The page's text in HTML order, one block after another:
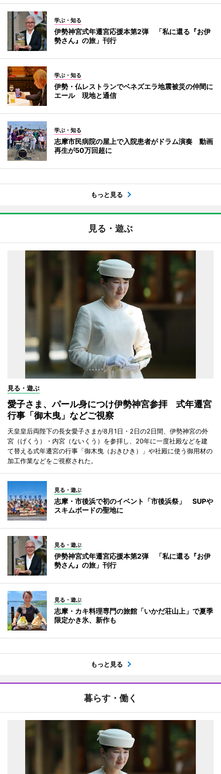
学ぶ・知る
伊勢神宮式年遷宮応援本第2弾 「私に還る『お伊
勢さん』の旅」刊行
学ぶ・知る
伊勢・仏レストランでベネズエラ地震被災の仲間に
エール 現地と通信
学ぶ・知る
志摩市民病院の屋上で入院患者がドラム演奏 動画
再生が50万回超に
もっと見る
見る・遊ぶ
見る・遊ぶ
愛子さま、パール身につけ伊勢神宮参拝 式年遷宮
行事「御木曳」などご視察
天皇皇后両陛下の長女愛子さまが8月1日・2日の2日間、伊勢神宮の外
宮（げくう）・内宮（ないくう）を参拝し、20年に一度社殿などを建
て替える式年遷宮の行事「御木曳（おきひき）」や社殿に使う御用材の
加工作業などをご視察された。
見る・遊ぶ
志摩・市後浜で初のイベント「市後浜祭」 SUPや
スキムボードの聖地に
見る・遊ぶ
伊勢神宮式年遷宮応援本第2弾 「私に還る『お伊
勢さん』の旅」刊行
見る・遊ぶ
志摩・カキ料理専門の旅館「いかだ荘山上」で夏季
限定かき氷、新作も
もっと見る
暮らす・働く